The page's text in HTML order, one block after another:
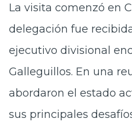
La visita comenzó en
delegación fue
ejecutivo divisional
Galleguillos. En una
abordaron el estado
sus principales